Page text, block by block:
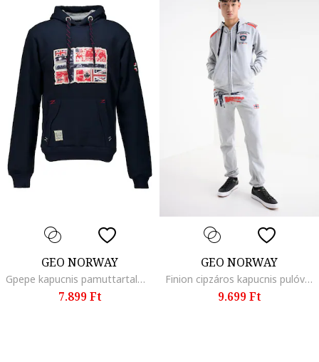
GEO NORWAY
Gpepe kapucnis pamuttartalmú pulóver mintával, Sötétkék
7.899 Ft
GEO NORWAY
Finion cipzáros kapucnis pulóver logóval, Melange szürke/Élénkpiros
9.699 Ft